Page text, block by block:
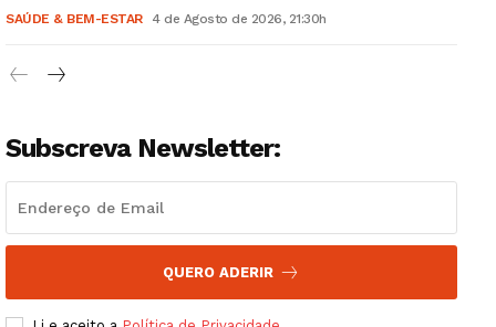
Institucional
Artigos
Edição Digital
Grande Entrevista
SAÚDE & BEM-ESTAR 4 de Agosto de 2026, 21:30h
Subscreva Newsletter:
QUERO ADERIR